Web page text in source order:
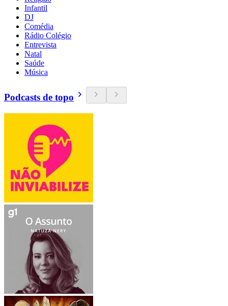
Infantil
DJ
Comédia
Rádio Colégio
Entrevista
Natal
Saúde
Música
Podcasts de topo